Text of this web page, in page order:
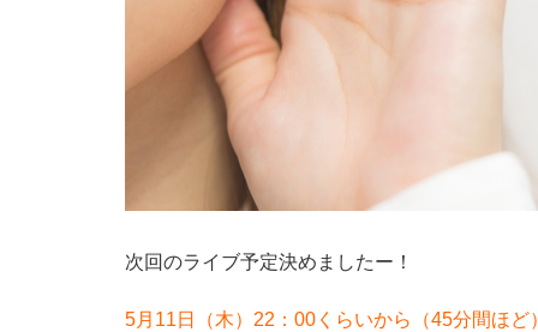
次回のライブ予定決めましたー！
5月11日（木）22：00くらいから（45分間ほど